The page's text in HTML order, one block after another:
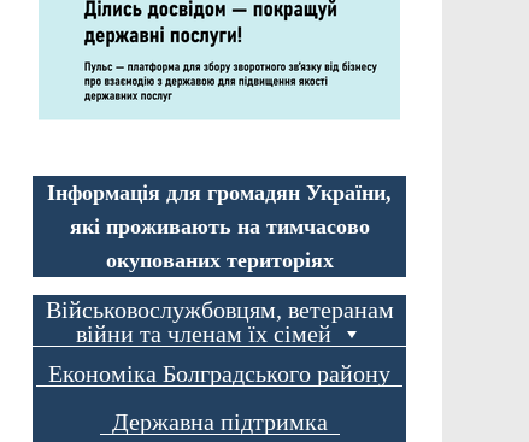
Інформація для громадян України,
які проживають на тимчасово
окупованих територіях
Військовослужбовцям, ветеранам
війни та членам їх сімей
Економіка Болградського району
Державна підтримка